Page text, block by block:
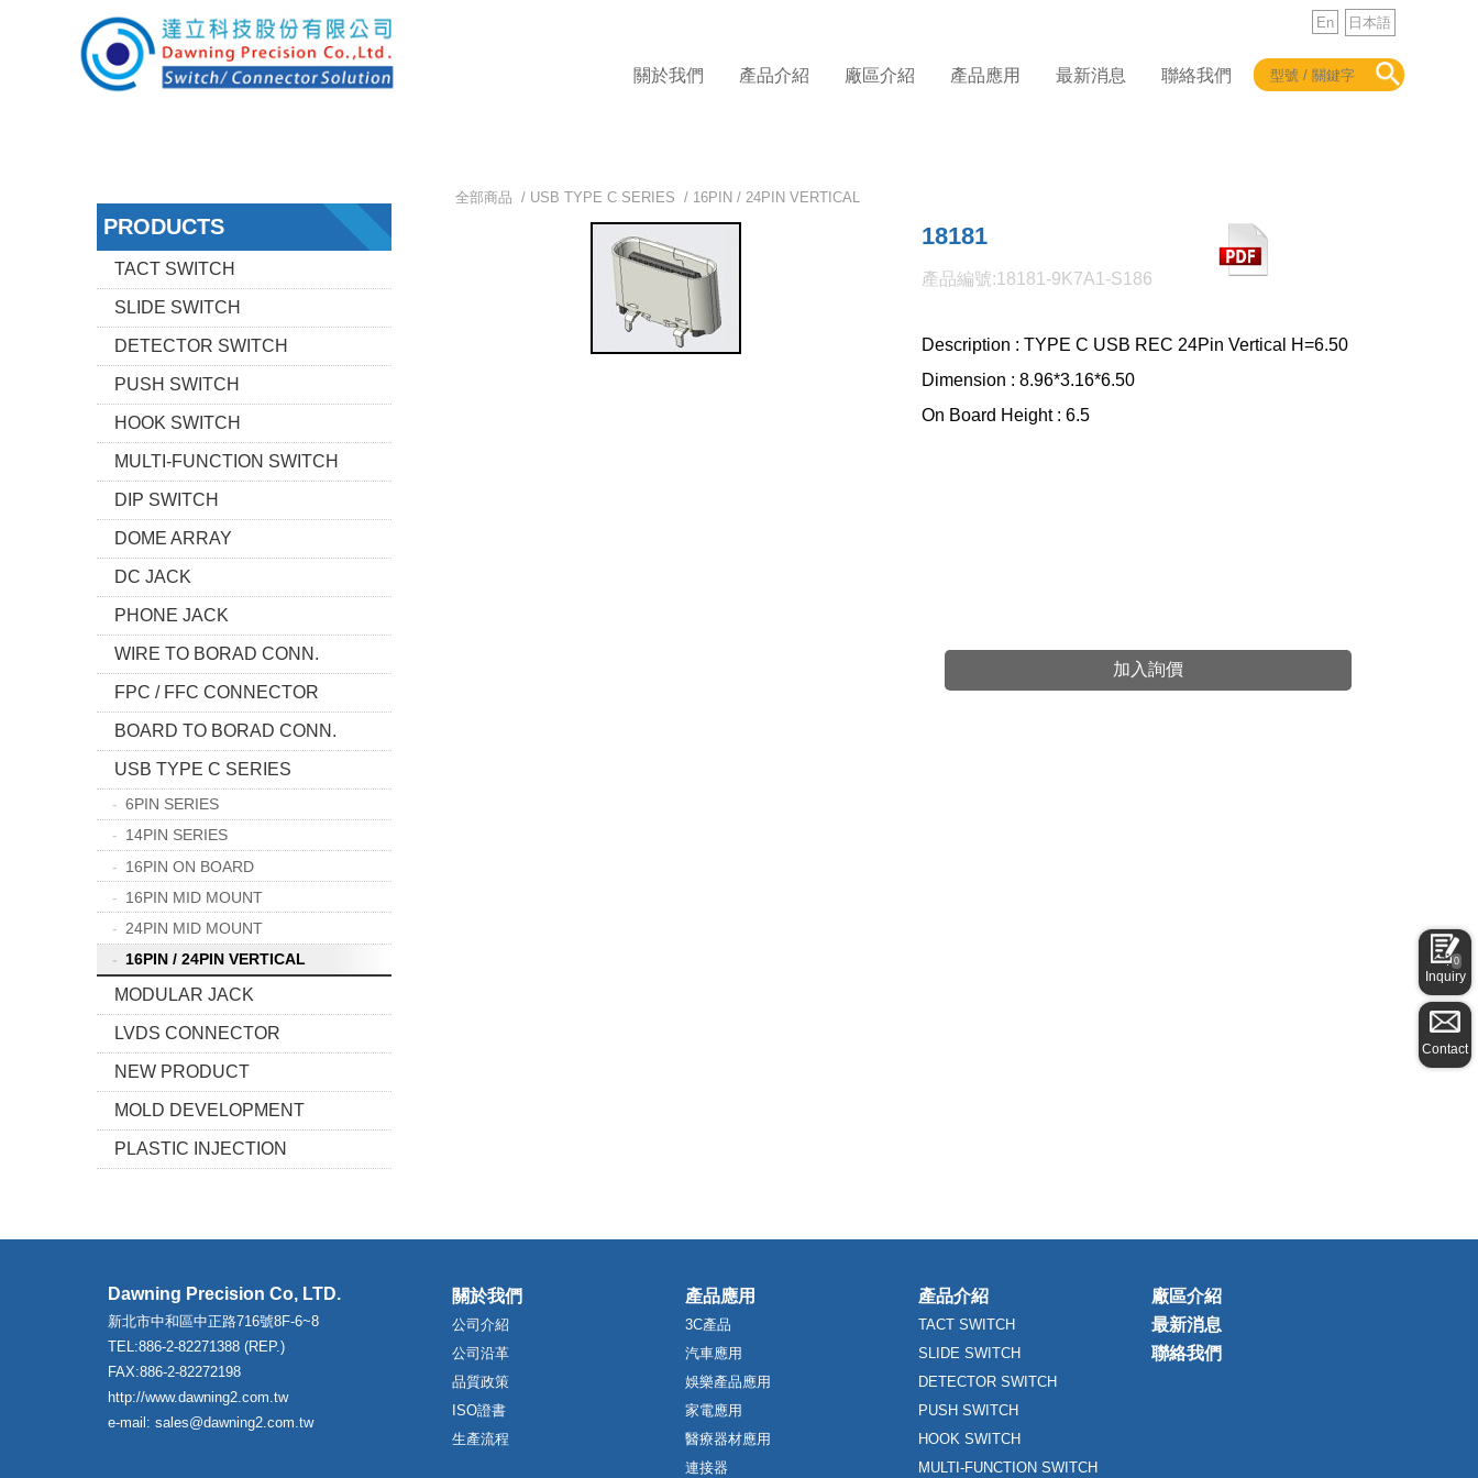
En 日本語
關於我們 產品介紹 廠區介紹 產品應用 最新消息 聯絡我們
0
Inquiry
Contact
PRODUCTS
TACT SWITCH
SLIDE SWITCH
DETECTOR SWITCH
PUSH SWITCH
HOOK SWITCH
MULTI-FUNCTION SWITCH
DIP SWITCH
DOME ARRAY
DC JACK
PHONE JACK
WIRE TO BORAD CONN.
FPC / FFC CONNECTOR
BOARD TO BORAD CONN.
USB TYPE C SERIES
6PIN SERIES
14PIN SERIES
16PIN ON BOARD
16PIN MID MOUNT
24PIN MID MOUNT
16PIN / 24PIN VERTICAL
MODULAR JACK
LVDS CONNECTOR
NEW PRODUCT
MOLD DEVELOPMENT
PLASTIC INJECTION
全部商品 / USB TYPE C SERIES / 16PIN / 24PIN VERTICAL
18181
產品編號:18181-9K7A1-S186
Description : TYPE C USB REC 24Pin Vertical H=6.50
Dimension : 8.96*3.16*6.50
On Board Height : 6.5
加入詢價
Dawning Precision Co, LTD.
新北市中和區中正路716號8F-6~8
TEL:886-2-82271388 (REP.)
FAX:886-2-82272198
http://www.dawning2.com.tw
e-mail: sales@dawning2.com.tw
關於我們
公司介紹
公司沿革
品質政策
ISO證書
生產流程
產品應用
3C產品
汽車應用
娛樂產品應用
家電應用
醫療器材應用
連接器
產品介紹
TACT SWITCH
SLIDE SWITCH
DETECTOR SWITCH
PUSH SWITCH
HOOK SWITCH
MULTI-FUNCTION SWITCH
廠區介紹
最新消息
聯絡我們